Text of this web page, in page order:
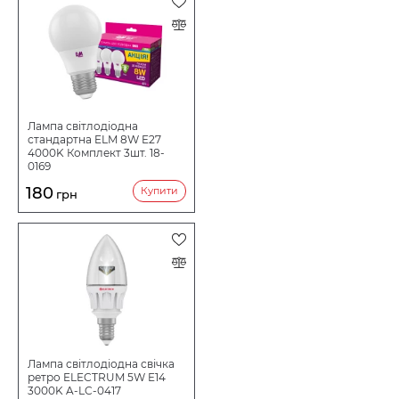
діапазоні напруги живлення (175-250В).
- лампа не призначена для роботи з електронним
Термін служби ч 25000
Кількість в коробі шт:
Лампа світлодіодна
стандартна ELM 8W E27
4000K Комплект 3шт. 18-
0169
180 грн Купити
Лампа світлодіодна свічка
ретро ELECTRUM 5W E14
3000K A-LC-0417